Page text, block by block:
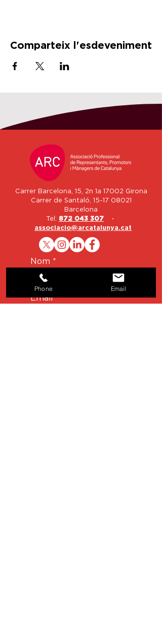
Comparteix l'esdeveniment
Carrer Barcelona, 15, 2n 1a 17002 Girona
Carrer de Santaló, 15-17 08021
Barcelona
Tel: 872 043 307 ·
associacio@arcatalunya.cat
Nom
Email
Phone Email